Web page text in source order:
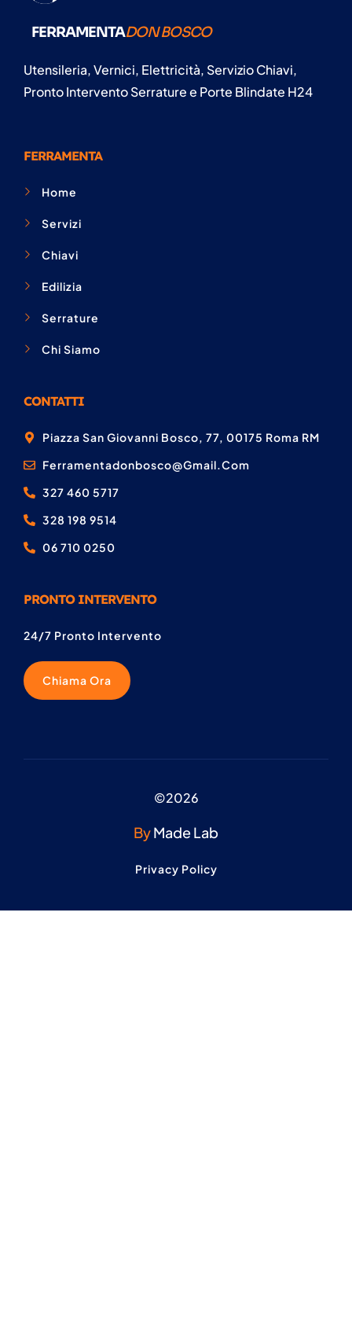
FERRAMENTADON BOSCO
Utensileria, Vernici, Elettricità, Servizio Chiavi,
Pronto Intervento Serrature e Porte Blindate H24
FERRAMENTA
Home
Servizi
Chiavi
Edilizia
Serrature
Chi Siamo
CONTATTI
Piazza San Giovanni Bosco, 77, 00175 Roma RM
Ferramentadonbosco@gmail.com
327 460 5717
328 198 9514
06 710 0250
PRONTO INTERVENTO
24/7 Pronto Intervento
Chiama Ora
©2026
ByMade Lab
Privacy Policy